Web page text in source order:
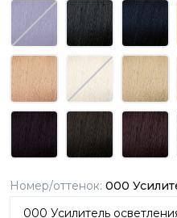
Номер/оттенок: 000